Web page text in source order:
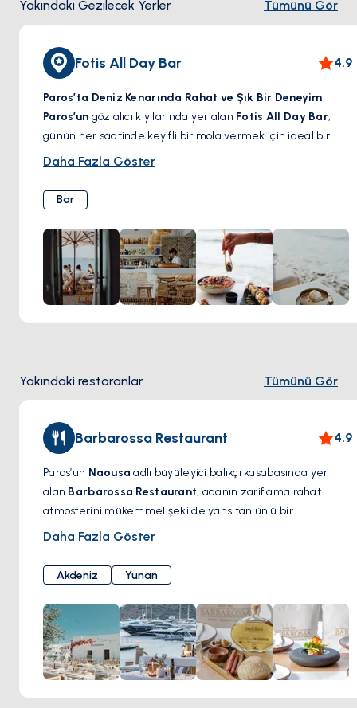
Yakındaki Gezilecek Yerler Tümünü Gör
Fotis All Day Bar 4.9
Paros’ta Deniz Kenarında Rahat ve Şık Bir Deneyim
Paros’un göz alıcı kıyılarında yer alan Fotis All Day Bar,
günün her saatinde keyifli bir mola vermek için ideal bir
adres. Rahat ama şık atmosferi, ferahlatıcı imza
noktası misafirlerini güneşin tadını çıkarmaya, huzurlu bir
brunch yapmaya veya akşam esintisiyle el yapımı bir içkinin
keyfini sürmeye davet ediyor. İster sakin bir öğleden sonra,
ister enerjik bir gece geçirmek isteyin,
Fotis All Day Bar
adada unutulmaz bir deneyim sunuyor.
Daha Fazla Göster
Bar
Yakındaki restoranlar Tümünü Gör
Barbarossa Restaurant 4.9
Paros’un Naousa adlı büyüleyici balıkçı kasabasında yer
alan Barbarossa Restaurant, adanın zarif ama rahat
atmosferini mükemmel şekilde yansıtan ünlü bir
gastronomi noktasıdır. Deniz kenarındaki eşsiz konumuyla
Akdeniz mutfağı ve özenle hazırlanmış Yunan lezzetleriyle
öne çıkıyor. Menüsünde ızgara ahtapot, ıstakozlu makarna
ve yerel olarak temin edilen taze balık gibi özel tatlar
bulunuyor; geleneksel tarifler modern dokunuşlarla
yeniden hayat buluyor.
Barbarossa’da yemek yemek sadece bir öğün değil,
unutulmaz bir deneyimdir. Gün batımında Ege Denizi’ne
karşı bir kadeh şarabın tadını çıkarırken ya da deniz
Daha Fazla Göster
Akdeniz Yunan